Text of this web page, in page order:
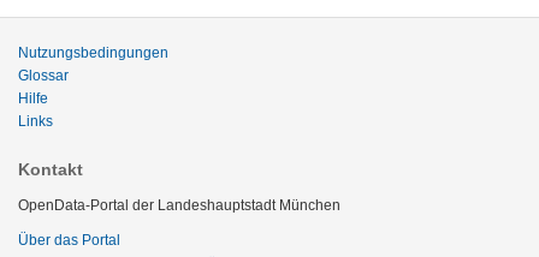
Nutzungsbedingungen
Glossar
Hilfe
Links
Kontakt
OpenData-Portal der Landeshauptstadt München
Über das Portal